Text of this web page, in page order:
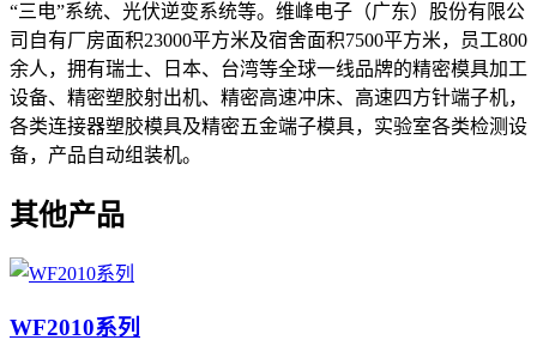
“三电”系统、光伏逆变系统等。维峰电子（广东）股份有限公
司自有厂房面积23000平方米及宿舍面积7500平方米，员工800
余人，拥有瑞士、日本、台湾等全球一线品牌的精密模具加工
设备、精密塑胶射出机、精密高速冲床、高速四方针端子机，
各类连接器塑胶模具及精密五金端子模具，实验室各类检测设
备，产品自动组装机。
其他产品
WF2010系列